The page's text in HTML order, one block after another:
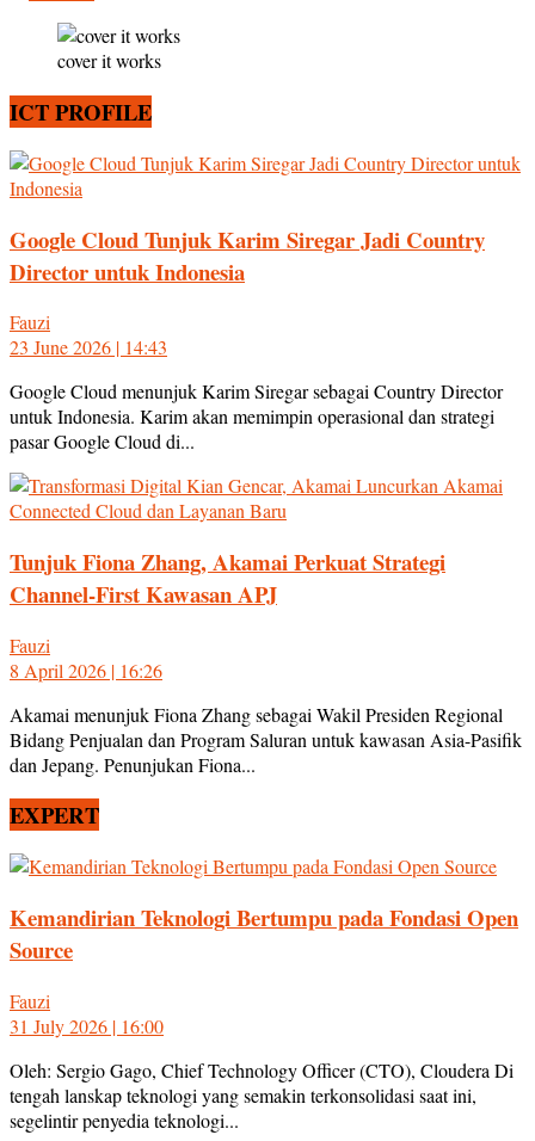
cover it works
ICT PROFILE
Google Cloud Tunjuk Karim Siregar Jadi Country
Director untuk Indonesia
Fauzi
23 June 2026 | 14:43
Google Cloud menunjuk Karim Siregar sebagai Country Director
untuk Indonesia. Karim akan memimpin operasional dan strategi
pasar Google Cloud di...
Tunjuk Fiona Zhang, Akamai Perkuat Strategi
Channel-First Kawasan APJ
Fauzi
8 April 2026 | 16:26
Akamai menunjuk Fiona Zhang sebagai Wakil Presiden Regional
Bidang Penjualan dan Program Saluran untuk kawasan Asia-Pasifik
dan Jepang. Penunjukan Fiona...
EXPERT
Kemandirian Teknologi Bertumpu pada Fondasi Open
Source
Fauzi
31 July 2026 | 16:00
Oleh: Sergio Gago, Chief Technology Officer (CTO), Cloudera Di
tengah lanskap teknologi yang semakin terkonsolidasi saat ini,
segelintir penyedia teknologi...